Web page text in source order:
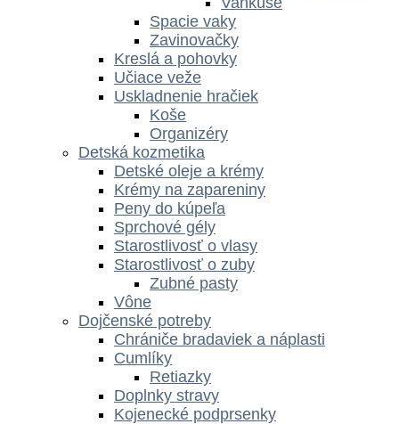
Spacie vaky
Zavinovačky
Kreslá a pohovky
Učiace veže
Uskladnenie hračiek
Koše
Organizéry
Detská kozmetika
Detské oleje a krémy
Krémy na zapareniny
Peny do kúpeľa
Sprchové gély
Starostlivosť o vlasy
Starostlivosť o zuby
Zubné pasty
Vône
Dojčenské potreby
Chrániče bradaviek a náplasti
Cumlíky
Retiazky
Doplnky stravy
Kojenecké podprsenky